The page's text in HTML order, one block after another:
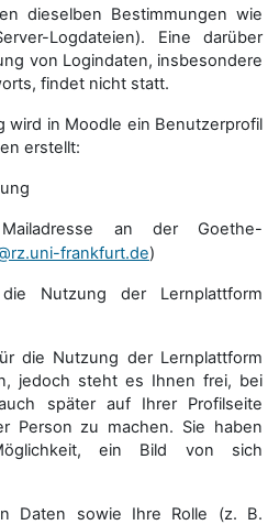
dieselben Bestimmungen wie
Logdateien). Eine darüber
von Logindaten, insbesondere
findet nicht statt.
wird in Moodle ein Benutzerprofil
erstellt:
an der Goethe-
frankfurt.de)
Nutzung der Lernplattform
die Nutzung der Lernplattform
jedoch steht es Ihnen frei, bei
später auf Ihrer Profilseite
Person zu machen. Sie haben
ein Bild von sich
Daten sowie Ihre Rolle (z. B.